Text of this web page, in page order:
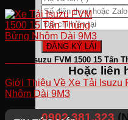
Hoặc liên
0902.381.323
Xe Tải Isuzu FVM 1500 15 Tấn
Giới Thiệu Về Xe Tải Isuzu
Nhôm Dài 9M3